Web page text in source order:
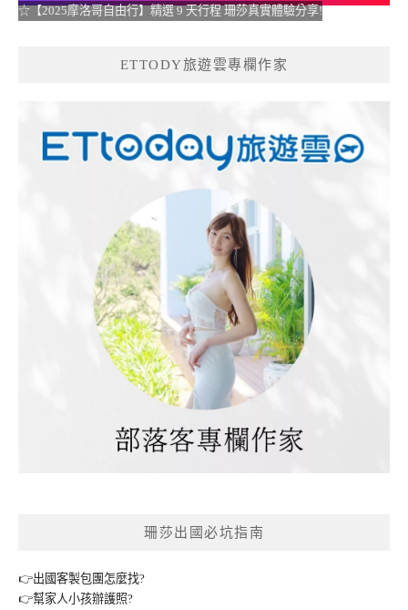
☆【2025摩洛哥自由行】精選 9 天行程 珊莎真實體驗分享!
ETTODY旅遊雲專欄作家
珊莎出國必坑指南
👉出國客製包團怎麼找?
👉幫家人小孩辦護照?